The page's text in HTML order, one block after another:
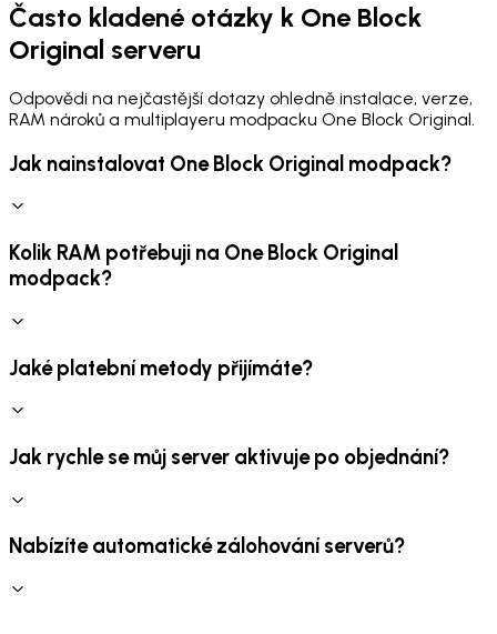
Často kladené otázky k One Block
Original serveru
Odpovědi na nejčastější dotazy ohledně instalace, verze,
RAM nároků a multiplayeru modpacku One Block Original.
Jak nainstalovat One Block Original modpack?
Kolik RAM potřebuji na One Block Original
modpack?
Jaké platební metody přijímáte?
Jak rychle se můj server aktivuje po objednání?
Nabízíte automatické zálohování serverů?